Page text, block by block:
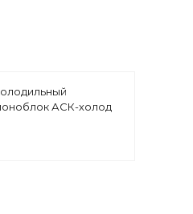
АСК-холод